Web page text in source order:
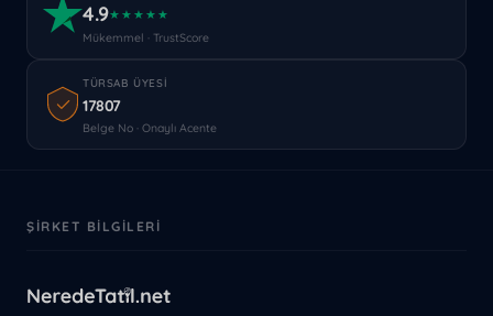
4.9★★★★★
Mükemmel · TrustScore
TÜRSAB ÜYESI
17807
Belge No · Onaylı Acente
ŞIRKET BILGILERI